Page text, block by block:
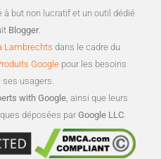
à but non lucratif et un outil dédié
Blogger.
Lambrechts dans le cadre du
Google pour les besoins
usagers.
with Google, ainsi que leurs
déposées par Google LLC.